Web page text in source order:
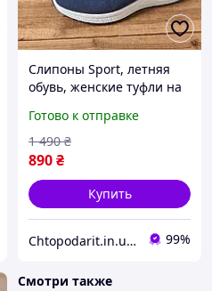
Слипоны Sport, летняя
обувь, женские туфли на
мокасины размер 39,
синие Код 00-0727
Готово к отправке
890₴
1 490 ₴
Купить
Chtopodarit.in.ua-інтернет-магазин цікавих подарунків 99%
Смотри также